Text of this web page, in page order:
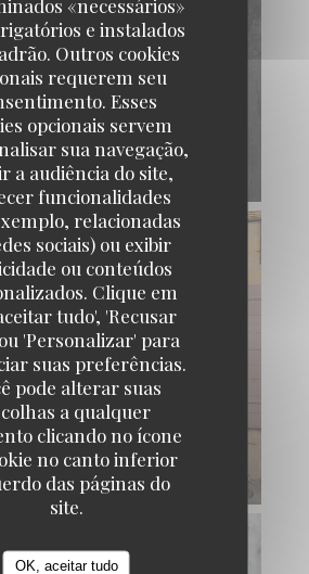
e instalados
Outros cookies
requerem seu
Esses
opcionais servem
sua navegação,
a audiência do site,
funcionalidades
relacionadas
sociais) ou exibir
ou conteúdos
Clique em
tudo', 'Recusar
'Personalizar' para
suas preferências.
pode alterar suas
a qualquer
clicando no ícone
no canto inferior
das páginas do
site.
OK, aceitar tudo